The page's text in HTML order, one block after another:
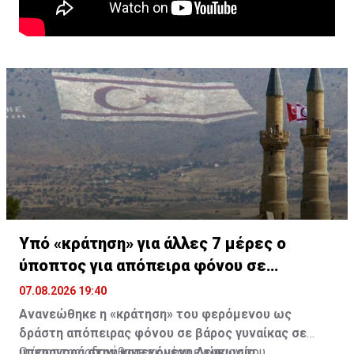
Υπό «κράτηση» για άλλες 7 μέρες ο
ύποπτος για απόπειρα φόνου σε
υπεραγορά
07.08.2026 19:40
Ανανεώθηκε η «κράτηση» του φερόμενου ως
δράστη απόπειρας φόνου σε βάρος γυναίκας σε